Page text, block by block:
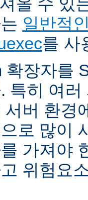
일반적
를 사
확장자를
특히 여
서버 환경
로 많이
가져야
위험요